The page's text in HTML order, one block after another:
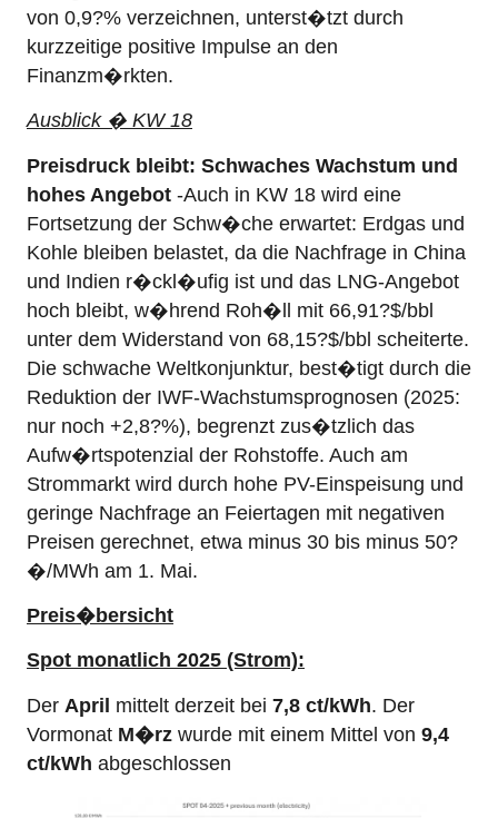
von 0,9?% verzeichnen, unterst�tzt durch
kurzzeitige positive Impulse an den
Finanzm�rkten.
Ausblick � KW 18
Preisdruck bleibt: Schwaches Wachstum und
hohes Angebot -Auch in KW 18 wird eine
Fortsetzung der Schw�che erwartet: Erdgas und
Kohle bleiben belastet, da die Nachfrage in China
und Indien r�ckl�ufig ist und das LNG-Angebot
hoch bleibt, w�hrend Roh�ll mit 66,91?$/bbl
unter dem Widerstand von 68,15?$/bbl scheiterte.
Die schwache Weltkonjunktur, best�tigt durch die
Reduktion der IWF-Wachstumsprognosen (2025:
nur noch +2,8?%), begrenzt zus�tzlich das
Aufw�rtspotenzial der Rohstoffe. Auch am
Strommarkt wird durch hohe PV-Einspeisung und
geringe Nachfrage an Feiertagen mit negativen
Preisen gerechnet, etwa minus 30 bis minus 50?
�/MWh am 1. Mai.
Preis�bersicht
Spot monatlich 2025 (Strom):
Der April mittelt derzeit bei 7,8 ct/kWh. Der
Vormonat M�rz wurde mit einem Mittel von 9,4
ct/kWh abgeschlossen